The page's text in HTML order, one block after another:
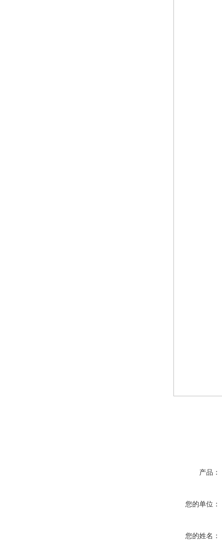
产品：
您的单位：
您的姓名：